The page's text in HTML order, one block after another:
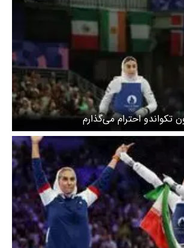
تکواندو احترام می‌گذارم